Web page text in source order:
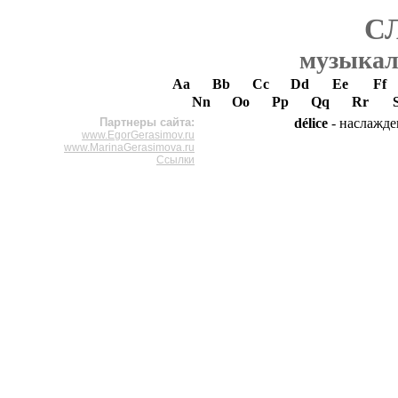
Aa Bb Cc Dd Ee
Ff
Nn
Oo Pp Qq Rr
Партнеры сайта:
www.EgorGerasimov.ru
www.MarinaGerasimova.ru
Ссылки
délice -